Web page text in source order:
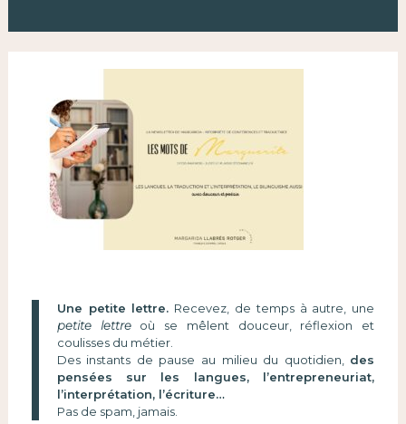
Une petite lettre. Recevez, de temps à autre, une
petite lettreoù se mêlent douceur, réflexion et
coulisses du métier.
Des instants de pause au milieu du quotidien, des
pensées sur les langues, l’entrepreneuriat,
l’interprétation, l’écriture…
Pas de spam, jamais.